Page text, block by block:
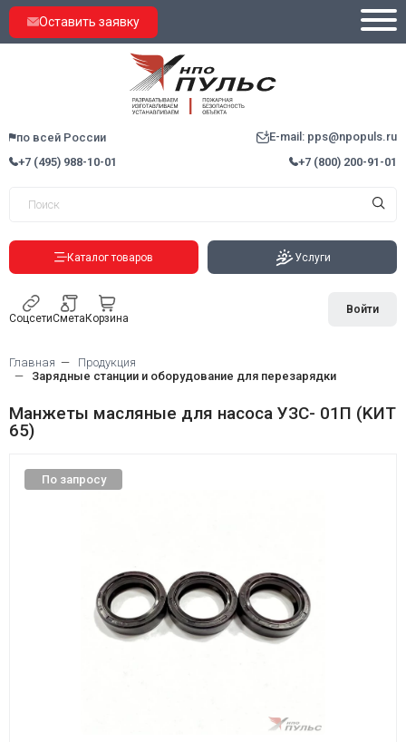
Оставить заявку
по всей России
E-mail: pps@npopuls.ru
+7 (495) 988-10-01
+7 (800) 200-91-01
Каталог товаров Услуги
СоцсетиСметаКорзина
Войти
Главная
Продукция
Зарядные станции и оборудование для перезарядки
Манжеты масляные для насоса УЗС- 01П (KИT
65)
По запросу